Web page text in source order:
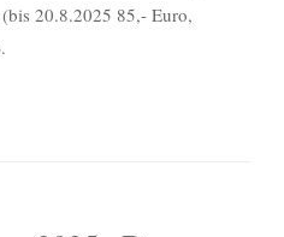
20.8.2025 85,- Euro,